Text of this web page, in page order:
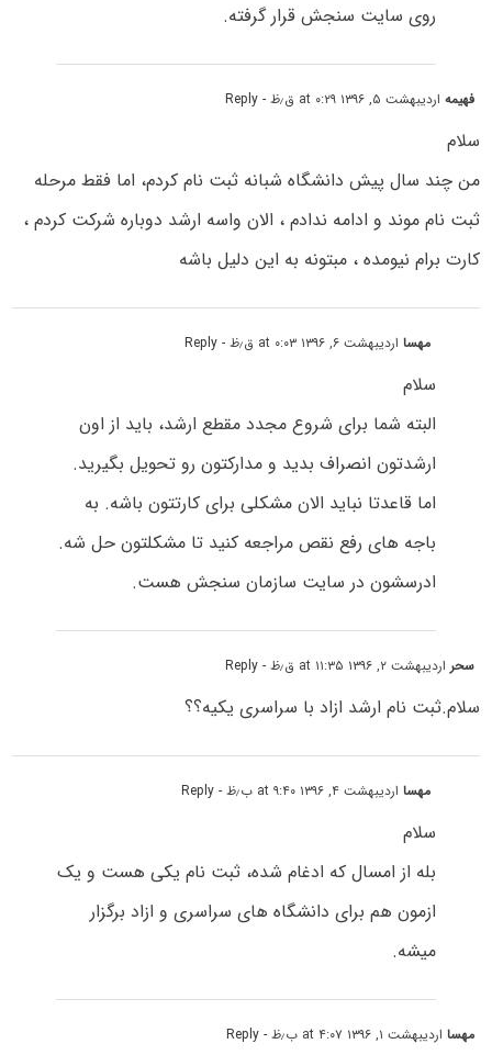
روی سایت سنجش قرار گرفته.
فهیمهاردیبهشت ۵, ۱۳۹۶ at ۰:۲۹ ق٫ظ - Reply
سلام
من چند سال پیش دانشگاه شبانه ثبت نام کردم، اما فقط مرحله
ثبت نام موند و ادامه ندادم ، الان واسه ارشد دوباره شرکت کردم ،
کارت برام نیومده ، مبتونه به این دلیل باشه
مهسااردیبهشت ۶, ۱۳۹۶ at ۰:۰۳ ق٫ظ - Reply
سلام
البته شما برای شروع مجدد مقطع ارشد، باید از اون
ارشدتون انصراف بدید و مدارکتون رو تحویل بگیرید.
اما قاعدتا نباید الان مشکلی برای کارتتون باشه. به
باجه های رفع نقص مراجعه کنید تا مشکلتون حل شه.
ادرسشون در سایت سازمان سنجش هست.
سحراردیبهشت ۲, ۱۳۹۶ at ۱۱:۳۵ ق٫ظ - Reply
سلام.ثبت نام ارشد ازاد با سراسری یکیه؟؟
مهسااردیبهشت ۴, ۱۳۹۶ at ۹:۴۰ ب٫ظ - Reply
سلام
بله از امسال که ادغام شده، ثبت نام یکی هست و یک
ازمون هم برای دانشگاه های سراسری و ازاد برگزار
میشه.
مهسااردیبهشت ۱, ۱۳۹۶ at ۴:۰۷ ب٫ظ - Reply